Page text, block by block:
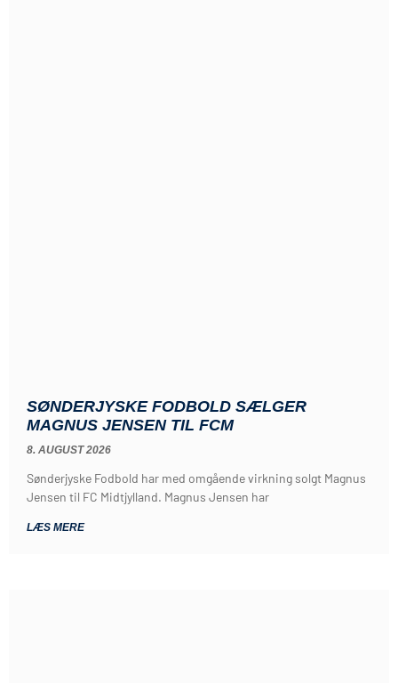
SØNDERJYSKE FODBOLD SÆLGER
MAGNUS JENSEN TIL FCM
8. AUGUST 2026
Sønderjyske Fodbold har med omgående virkning solgt Magnus
Jensen til FC Midtjylland. Magnus Jensen har
LÆS MERE